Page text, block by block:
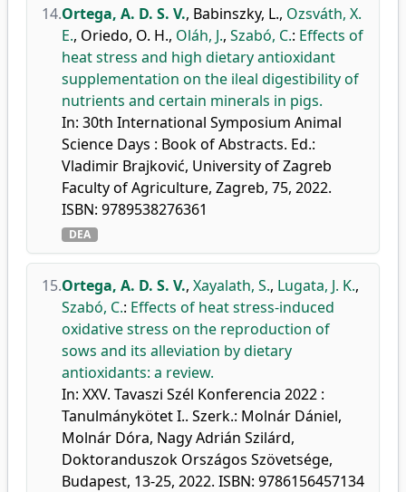
14.Ortega, A. D. S. V., Babinszky, L., Ozsváth, X.
E., Oriedo, O. H., Oláh, J., Szabó, C.: Effects of
heat stress and high dietary antioxidant
supplementation on the ileal digestibility of
nutrients and certain minerals in pigs.
In: 30th International Symposium Animal
Science Days : Book of Abstracts. Ed.:
Vladimir Brajković, University of Zagreb
Faculty of Agriculture, Zagreb, 75, 2022.
ISBN: 9789538276361
DEA
15.Ortega, A. D. S. V., Xayalath, S., Lugata, J. K.,
Szabó, C.: Effects of heat stress-induced
oxidative stress on the reproduction of
sows and its alleviation by dietary
antioxidants: a review.
In: XXV. Tavaszi Szél Konferencia 2022 :
Tanulmánykötet I.. Szerk.: Molnár Dániel,
Molnár Dóra, Nagy Adrián Szilárd,
Doktoranduszok Országos Szövetsége,
Budapest, 13-25, 2022. ISBN: 9786156457134